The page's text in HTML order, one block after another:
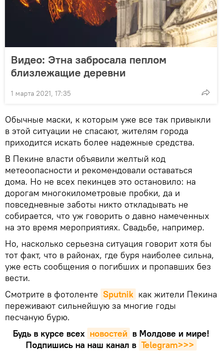
Видео: Этна забросала пеплом
близлежащие деревни
1 марта 2021, 17:35
Обычные маски, к которым уже все так привыкли
в этой ситуации не спасают, жителям города
приходится искать более надежные средства.
В Пекине власти объявили желтый код
метеоопасности и рекомендовали оставаться
дома. Но не всех пекинцев это остановило: на
дорогам многокилометровые пробки, да и
повседневные заботы никто откладывать не
собирается, что уж говорить о давно намеченных
на это время мероприятиях. Свадьбе, например.
Но, насколько серьезна ситуация говорит хотя бы
тот факт, что в районах, где буря наиболее сильна,
уже есть сообщения о погибших и пропавших без
вести.
Смотрите в фотоленте Sputnik как жители Пекина
переживают сильнейшую за многие годы
песчаную бурю.
Будь в курсе всех новостей в Молдове и мире!
Подпишись на наш канал в Telegram>>>